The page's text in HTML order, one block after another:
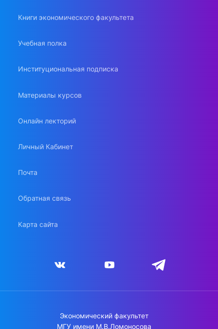
Книги экономического факультета
Учебная полка
Институциональная подписка
Материалы курсов
Онлайн лекторий
Личный Кабинет
Почта
Обратная связь
Карта сайта
Экономический факультет
МГУ имени М.В.Ломоносова